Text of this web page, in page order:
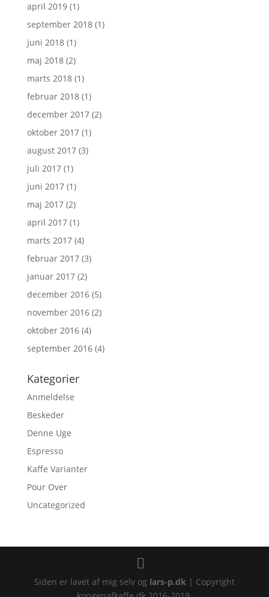
april 2019(1)
september 2018(1)
juni 2018(1)
maj 2018(2)
marts 2018(1)
februar 2018(1)
december 2017(2)
oktober 2017(1)
august 2017(3)
juli 2017(1)
juni 2017(1)
maj 2017(2)
april 2017(1)
marts 2017(4)
februar 2017(3)
januar 2017(2)
december 2016(5)
november 2016(2)
oktober 2016(4)
september 2016(4)
Kategorier
Anmeldelse
Beskeder
Denne Uge
Espresso
Kaffe Varianter
Pour Over
Uncategorized
Siden er lavet af mig selv og lars-p.dk| Copyright